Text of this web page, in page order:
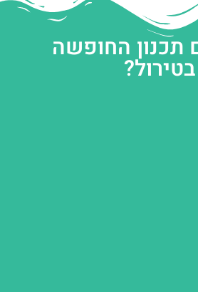
תכנון החופשה
בטירול?